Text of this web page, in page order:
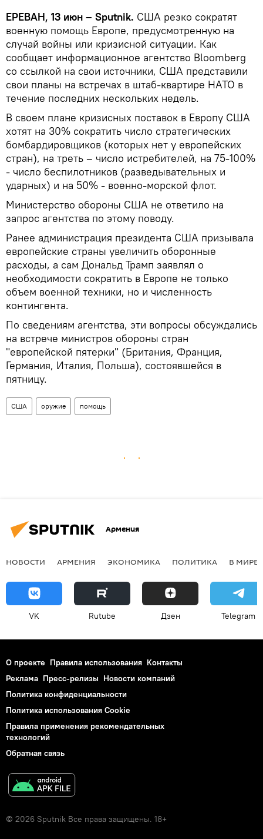
ЕРЕВАН, 13 июн – Sputnik. США резко сократят
военную помощь Европе, предусмотренную на
случай войны или кризисной ситуации. Как
сообщает информационное агентство Bloomberg
со ссылкой на свои источники, США представили
свои планы на встречах в штаб-квартире НАТО в
течение последних нескольких недель.
В своем плане кризисных поставок в Европу США
хотят на 30% сократить число стратегических
бомбардировщиков (которых нет у европейских
стран), на треть – число истребителей, на 75-100%
- число беспилотников (разведывательных и
ударных) и на 50% - военно-морской флот.
Министерство обороны США не ответило на
запрос агентства по этому поводу.
Ранее администрация президента США призывала
европейские страны увеличить оборонные
расходы, а сам Дональд Трамп заявлял о
необходимости сократить в Европе не только
объем военной техники, но и численность
контингента.
По сведениям агентства, эти вопросы обсуждались
на встрече министров обороны стран
"европейской пятерки" (Британия, Франция,
Германия, Италия, Польша), состоявшейся в
пятницу.
США оружие помощь
Армения
НОВОСТИ АРМЕНИЯ ЭКОНОМИКА ПОЛИТИКА В МИРЕ
VK Rutube Дзен Telegram
О проекте Правила использования Контакты
Реклама Пресс-релизы Новости компаний
Политика конфиденциальности
Политика использования Cookie
Правила применения рекомендательных
технологий
Обратная связь
© 2026 Sputnik Все права защищены. 18+